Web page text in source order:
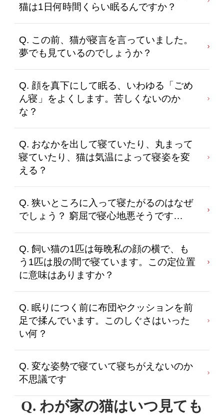
猫は1日何時間くらい眠るんですか？
Q. この前、猫が寝言を言っていました。
夢でも見ているのでしょうか？
Q. 顔を真下にして眠る、いわゆる「ごめ
ん寝」をよくします。苦しくないのか
な？
Q. おなかを出して寝ていたり、丸まって
寝ていたり、猫は気温によって寝姿を変
える？
Q. 狭いところに入って寝たがるのはなぜ
でしょう？ 窮屈で寝心地悪そうです…
Q. 飼い猫の1匹は毎晩私の顔の横で、も
う1匹は股の間で寝ています。この定位置
に意味はありますか？
Q. 眠りにつく前に布団やクッションを前
足で揉んでいます。このしぐさはいった
い何？
Q. 変な姿勢で寝ていて寝ちがえないのか
不思議です
Q. わが家の猫はいつ見ても